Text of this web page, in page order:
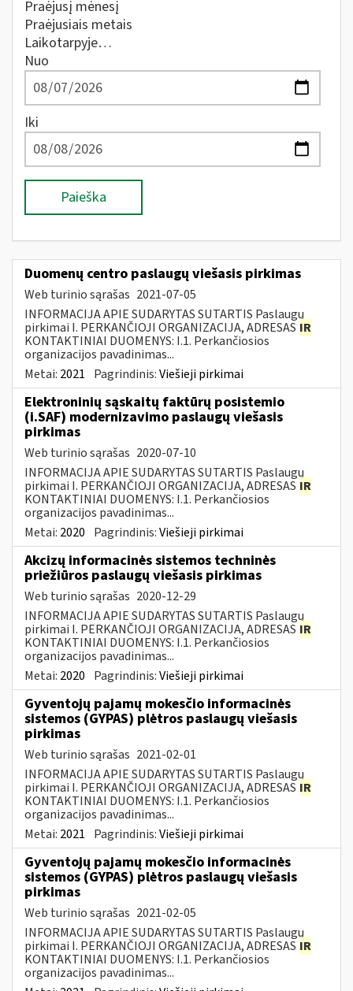
Praėjusį mėnesį
Praėjusiais metais
Laikotarpyje…
Nuo
Iki
Paieška
Duomenų centro paslaugų viešasis pirkimas
Web turinio sąrašas 2021-07-05
INFORMACIJA APIE SUDARYTAS SUTARTIS Paslaugų
pirkimai I. PERKANČIOJI ORGANIZACIJA, ADRESAS IR
KONTAKTINIAI DUOMENYS: I.1. Perkančiosios
organizacijos pavadinimas...
Metai: 2021 Pagrindinis:Viešieji pirkimai
Elektroninių sąskaitų faktūrų posistemio
(i.SAF) modernizavimo paslaugų viešasis
pirkimas
Web turinio sąrašas 2020-07-10
INFORMACIJA APIE SUDARYTAS SUTARTIS Paslaugų
pirkimai I. PERKANČIOJI ORGANIZACIJA, ADRESAS IR
KONTAKTINIAI DUOMENYS: I.1. Perkančiosios
organizacijos pavadinimas...
Metai: 2020 Pagrindinis:Viešieji pirkimai
Akcizų informacinės sistemos techninės
priežiūros paslaugų viešasis pirkimas
Web turinio sąrašas 2020-12-29
INFORMACIJA APIE SUDARYTAS SUTARTIS Paslaugų
pirkimai I. PERKANČIOJI ORGANIZACIJA, ADRESAS IR
KONTAKTINIAI DUOMENYS: I.1. Perkančiosios
organizacijos pavadinimas...
Metai: 2020 Pagrindinis:Viešieji pirkimai
Gyventojų pajamų mokesčio informacinės
sistemos (GYPAS) plėtros paslaugų viešasis
pirkimas
Web turinio sąrašas 2021-02-01
INFORMACIJA APIE SUDARYTAS SUTARTIS Paslaugų
pirkimai I. PERKANČIOJI ORGANIZACIJA, ADRESAS IR
KONTAKTINIAI DUOMENYS: I.1. Perkančiosios
organizacijos pavadinimas...
Metai: 2021 Pagrindinis:Viešieji pirkimai
Gyventojų pajamų mokesčio informacinės
sistemos (GYPAS) plėtros paslaugų viešasis
pirkimas
Web turinio sąrašas 2021-02-05
INFORMACIJA APIE SUDARYTAS SUTARTIS Paslaugų
pirkimai I. PERKANČIOJI ORGANIZACIJA, ADRESAS IR
KONTAKTINIAI DUOMENYS: I.1. Perkančiosios
organizacijos pavadinimas...